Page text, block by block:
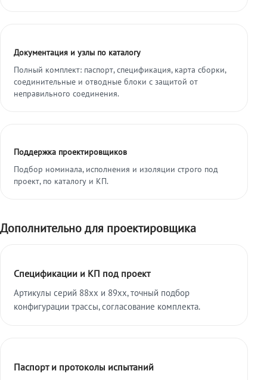
Документация и узлы по каталогу
Полный комплект: паспорт, спецификация, карта сборки,
соединительные и отводные блоки с защитой от
неправильного соединения.
Поддержка проектировщиков
Подбор номинала, исполнения и изоляции строго под
проект, по каталогу и КП.
Дополнительно для проектировщика
Спецификации и КП под проект
Артикулы серий 88xx и 89xx, точный подбор
конфигурации трассы, согласование комплекта.
Паспорт и протоколы испытаний